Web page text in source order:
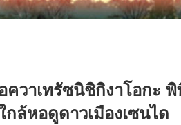
ควาเทรัซนิชิกิงาโอกะ
กล้หอดูดาวเมืองเซนได